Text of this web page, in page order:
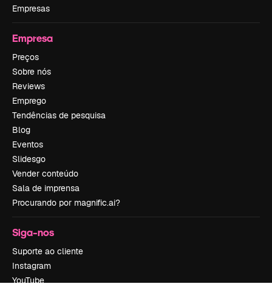
Empresas
Empresa
Preços
Sobre nós
Reviews
Emprego
Tendências de pesquisa
Blog
Eventos
Slidesgo
Vender conteúdo
Sala de imprensa
Procurando por magnific.ai?
Siga-nos
Suporte ao cliente
Instagram
YouTube